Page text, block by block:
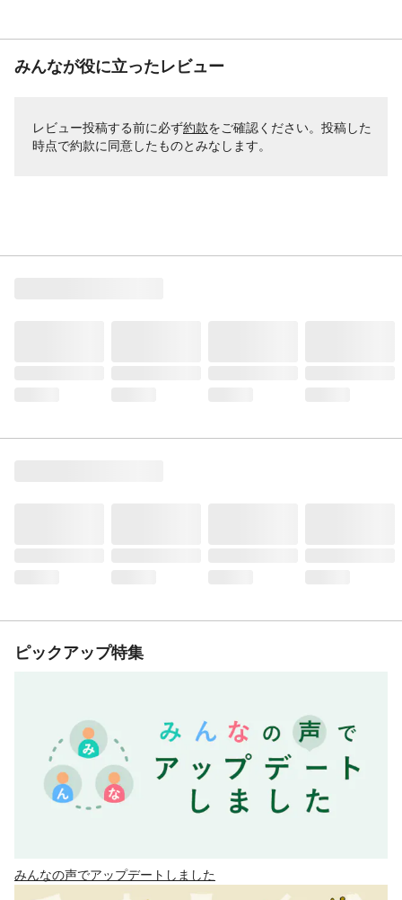
みんなが役に立ったレビュー
レビュー投稿する前に必ず約款をご確認ください。投稿した
時点で約款に同意したものとみなします。
ピックアップ特集
みんなの声でアップデートしました